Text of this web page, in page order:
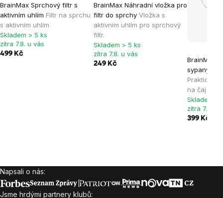
BrainMax Sprchový filtr s
aktivním uhlím Filtr na sprchu
s aktivním uhlím
Skladem > 5 ks
zítra 7.8. u vás
499 Kč
BrainMax Náhradní vložka pro
filtr do sprchy Vložka s
aktivním uhlím pro sprchový
filtr.
Skladem > 5 ks
zítra 7.8. u vás
249 Kč
BrainMax
sypaný čaj
Praktická
na čaj z
Skladem >
zítra 7.8. u
399 Kč
Zápatí
Napsali o nás:
Jsme hrdými partnery klubů: